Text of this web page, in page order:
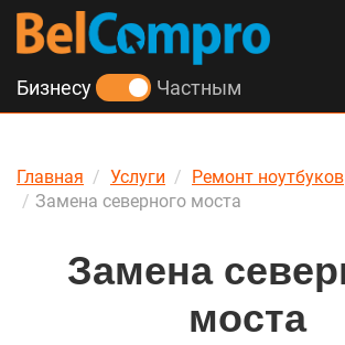
Бизнесу Частным
Главная Услуги
Ремонт ноутбуков
Замена северного моста
Замена
моста